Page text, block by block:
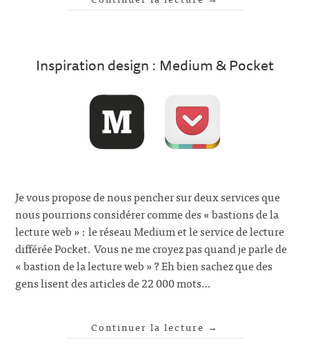
Inspiration design : Medium & Pocket
Je vous propose de nous pencher sur deux services que
nous pourrions considérer comme des « bastions de la
lecture web » : le réseau Medium et le service de lecture
différée Pocket. Vous ne me croyez pas quand je parle de
« bastion de la lecture web » ? Eh bien sachez que des
gens lisent des articles de 22 000 mots…
Continuer la lecture →